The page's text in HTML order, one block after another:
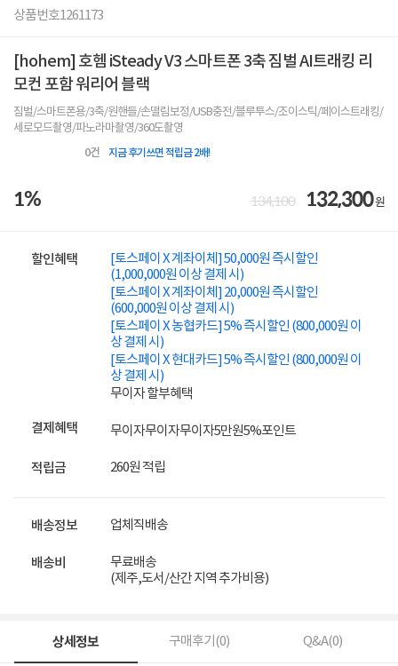
상품번호1261173
[hohem] 호헴 iSteady V3 스마트폰 3축 짐벌 AI트래킹 리
모컨 포함 워리어 블랙
짐벌/스마트폰용/3축/원핸들/손떨림보정/USB충전/블루투스/조이스틱/페이스트래킹/
세로모드촬영/파노라마촬영/360도촬영
0건 지금 후기쓰면 적립금 2배!
1% 134,100 132,300원
할인혜택
[토스페이 X 계좌이체] 50,000원 즉시할인
(1,000,000원 이상 결제 시)
[토스페이 X 계좌이체] 20,000원 즉시할인
(600,000원 이상 결제 시)
[토스페이 X 농협카드] 5% 즉시할인 (800,000원 이
상 결제 시)
[토스페이 X 현대카드] 5% 즉시할인 (800,000원 이
상 결제 시)
무이자 할부혜택
결제혜택 무이자무이자무이자5만원5%포인트
적립금 260원 적립
배송정보 업체직배송
배송비
무료배송
(제주,도서/산간 지역 추가비용)
상세정보 구매후기(0) Q&A(0)